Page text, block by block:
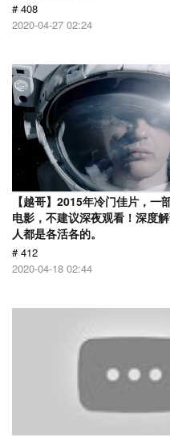
# 408
2020-04-27 02:24
【越哥】2015年冷门佳片，一
电影，不建议深夜观看！深度
人都是各活各的。
# 412
2020-04-18 02:44